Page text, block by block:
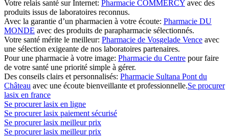
Votre relais santé sur Internet: Pharmacie COMMERCY avec des
produits issus de laboratoires reconnus.
Avec la garantie d’un pharmacien à votre écoute: Pharmacie DU
MONDE avec des produits de parapharmacie sélectionnés.
Votre santé mérite le meilleur: Pharmacie de Vosgelade Vence avec
une sélection exigeante de nos laboratoires partenaires.
Pour une pharmacie à votre image: Pharmacie du Centre pour faire
de votre santé une priorité simple à gérer.
Des conseils clairs et personnalisés: Pharmacie Sultana Pont du
Château avec une écoute bienveillante et professionnelle.Se procurer
lasix en france
Se procurer lasix en ligne
Se procurer lasix paiement sécurisé
Se procurer lasix meilleur prix
Se procurer lasix meilleur prix